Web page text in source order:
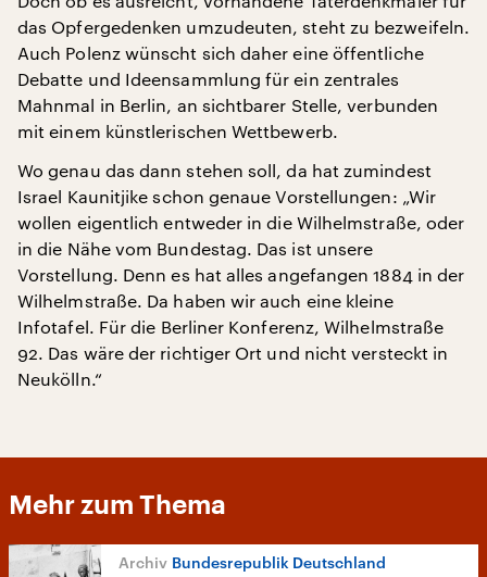
das Opfergedenken umzudeuten, steht zu bezweifeln.
Auch Polenz wünscht sich daher eine öffentliche
Debatte und Ideensammlung für ein zentrales
Mahnmal in Berlin, an sichtbarer Stelle, verbunden
mit einem künstlerischen Wettbewerb.
Wo genau das dann stehen soll, da hat zumindest
Israel Kaunitjike schon genaue Vorstellungen: „Wir
wollen eigentlich entweder in die Wilhelmstraße, oder
in die Nähe vom Bundestag. Das ist unsere
Vorstellung. Denn es hat alles angefangen 1884 in der
Wilhelmstraße. Da haben wir auch eine kleine
Infotafel. Für die Berliner Konferenz, Wilhelmstraße
92. Das wäre der richtiger Ort und nicht versteckt in
Neukölln.“
Mehr zum Thema
Bundesrepublik Deutschland